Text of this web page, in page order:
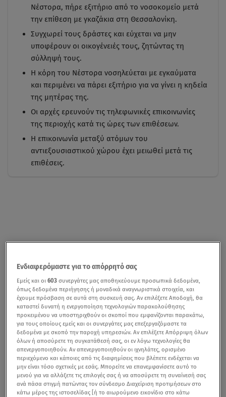
Νέστορα, πήρε εξιτήριο από το νοσοκομείο μετά
την επίθεση με γκαζάκια στη Θεσσαλονίκη.
Συγχωρεί τους δράστες και εύχεται να μην
υποφέρουν οι οικογένειές τους, ζητώντας τη
σύλληψή τους.
Η κόρη του Νέστορα νοσηλεύεται με εγκαύματα
και περιμένει να πάρει εξιτήριο για να γίνει η κηδεία
της μητέρας της.
Οι αρχές ερευνούν τις τηλεφωνικές επικοινωνίες
της περιοχής κατά τις ώρες των επιθέσεων.
Η επικοινωνία μεταξύ ατόμων του
αντιεξουσιαστικού χώρου έχει μειωθεί μετά τις
επιθέσεις.
Ενδιαφερόμαστε για το απόρρητό σας
Εμείς και οι603 συνεργάτες μας αποθηκεύουμε προσωπικά δεδομένα,
όπως δεδομένα περιήγησης ή μοναδικά αναγνωριστικά στοιχεία, και
έχουμε πρόσβαση σε αυτά στη συσκευή σας. Αν επιλέξετε Αποδοχή, θα
καταστεί δυνατή η ενεργοποίηση τεχνολογιών παρακολούθησης
προκειμένου να υποστηριχθούν οι σκοποί που εμφανίζονται παρακάτω,
για τους οποίους εμείς και οι συνεργάτες μας επεξεργαζόμαστε τα
δεδομένα με σκοπό την παροχή υπηρεσιών. Αν επιλέξετε Απόρριψη όλων
όλων ή αποσύρετε τη συγκατάθεσή σας, οι εν λόγω τεχνολογίες θα
απενεργοποιηθούν. Αν απενεργοποιηθούν οι ιχνηλάτες, ορισμένο
περιεχόμενο και κάποιες από τις διαφημίσεις που βλέπετε ενδέχεται να
μην είναι τόσο σχετικές με εσάς. Μπορείτε να επανεμφανίσετε αυτό το
μενού για να αλλάξετε τις επιλογές σας ή να αποσύρετε τη συναίνεσή σας
ανά πάσα στιγμή πατώντας τον σύνδεσμο Διαχείριση προτιμήσεων στο
κάτω μέρος της ιστοσελίδας [ή το αιωρούμενο εικονίδιο στο κάτω